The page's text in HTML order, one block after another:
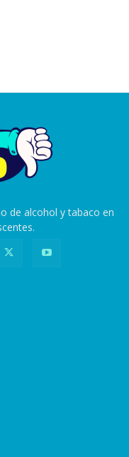
de alcohol y tabaco en